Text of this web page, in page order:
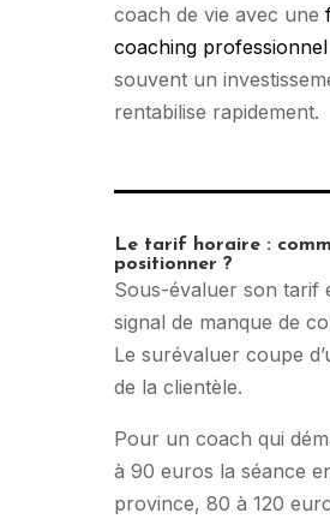
coach de vie avec une
coaching professionnel
souvent un
rentabilise rapidement.
Le tarif horaire :
positionner ?
Sous-évaluer son tarif
signal de manque de
Le surévaluer coupe
de la clientèle.
Pour un coach qui
à 90 euros la séance
province, 80 à 120